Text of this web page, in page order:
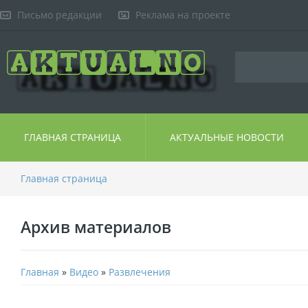
Письмо редакции Реклама на проекте
ГЛАВНАЯ СТРАНИЦА АКТУАЛЬНЫЕ НОВОСТИ
Главная страница
Архив материалов
Главная » Видео » Развлечения